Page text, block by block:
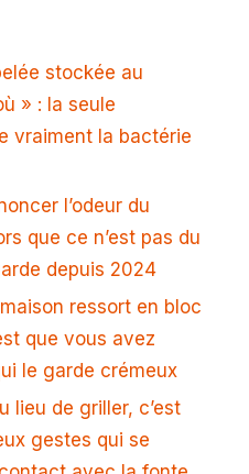
stockée au
» : la seule
vraiment la bactérie
l’odeur du
que ce n’est pas du
depuis 2024
ressort en bloc
que vous avez
le garde crémeux
lieu de griller, c’est
gestes qui se